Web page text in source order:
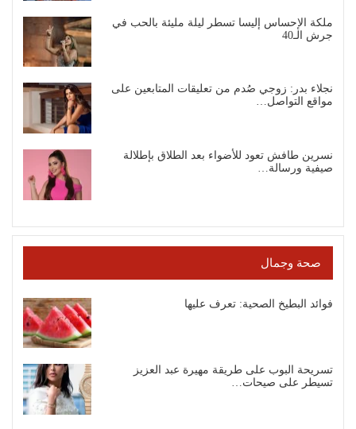
ملكة الإحساس إليسا تسطر ليلة مليئة بالحب في
جرش الـ40
نجلاء بدر: زوجي صُدم من تعليقات المتابعين على
مواقع التواصل…
نسرين طافش تعود للأضواء بعد الطلاق بإطلالة
صيفية ورسالة…
صحة وجمال
فوائد البطيخ الصحية: تعرف عليها
تسريحة البوب على طريقة مهيرة عبد العزيز
تسيطر على صيحات…